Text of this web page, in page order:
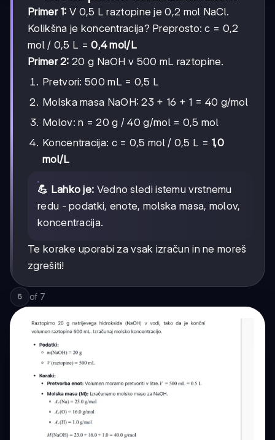
Primer 1: V 0,5 L raztopine je 0,2 mol NaCl.
Kolikšna je koncentracija? Preprosto: c = 0,2
mol / 0,5 L =0,4 mol/L
Primer 2: 20 g NaOH v 500 mL raztopine.
Pretvori: 500 mL = 0,5 L
Molska masa NaOH: 23 + 16 + 1 = 40 g/mol
Molov: n = 20 g / 40 g/mol = 0,5 mol
Koncentracija: c = 0,5 mol / 0,5 L = 1,0
mol/L
💪 Lahko je: Vedno sledi istemu vrstnemu
redu - podatki, enote, molska masa, molov,
koncentracija.
Te korake uporabi za vsak izračun in ne moreš
zgrešiti!
5 of 7